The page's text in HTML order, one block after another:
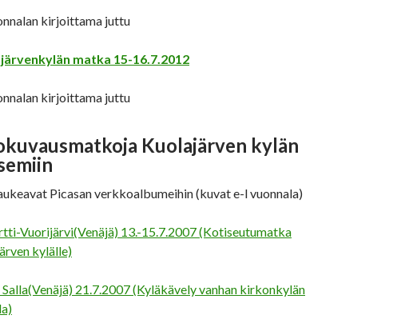
kirjoittama juttu
matka 15-16.7.2012
kirjoittama juttu
Kuolajärven kylän
Picasan verkkoalbumeihin (kuvat e-l vuonnala)
Vuorijärvi(Venäjä) 13.-15.7.2007 (Kotiseutumatka
kylälle)
Salla(Venäjä) 21.7.2007 (Kyläkävely vanhan kirkonkylän